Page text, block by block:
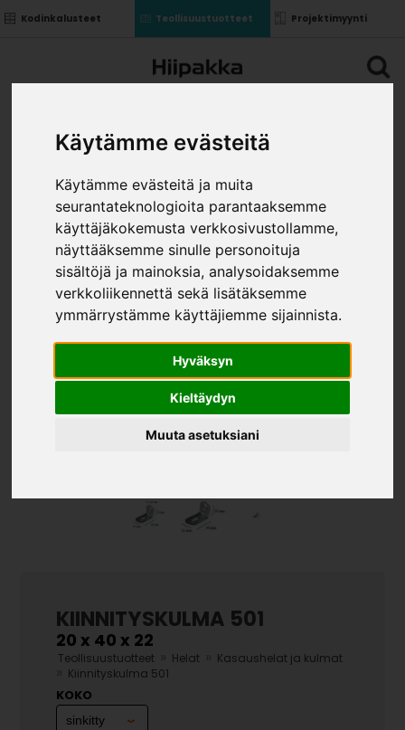
Käytämme evästeitä
Käytämme evästeitä ja muita
seurantateknologioita parantaaksemme
käyttäjäkokemusta verkkosivustollamme,
näyttääksemme sinulle personoituja
sisältöjä ja mainoksia, analysoidaksemme
verkkoliikennettä sekä lisätäksemme
ymmärrystämme käyttäjiemme sijainnista.
Hyväksyn
Kieltäydyn
Muuta asetuksiani
Kodinkalusteet Teollisuustuotteet Projektimyynti
KIINNITYSKULMA 501
20 x 40 x 22
Teollisuustuotteet Helat Kasaushelat ja kulmat
Kiinnityskulma 501
KOKO